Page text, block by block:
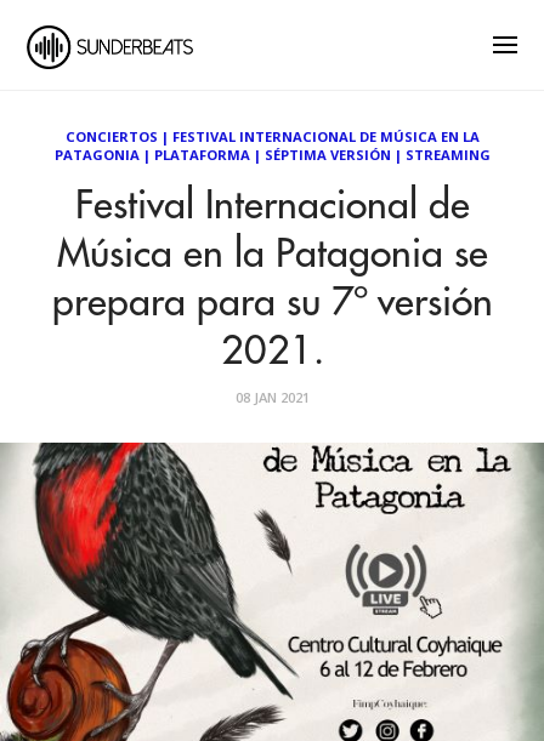
CONCIERTOS | FESTIVAL INTERNACIONAL DE MÚSICA EN LA
PATAGONIA| PLATAFORMA| SÉPTIMA VERSIÓN | STREAMING
Festival Internacional de
Música en la Patagonia se
prepara para su 7º versión
2021.
08 JAN 2021